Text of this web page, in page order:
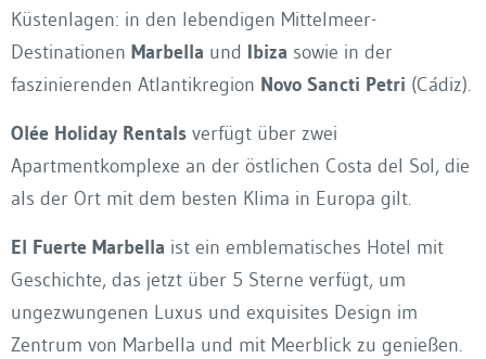
Küstenlagen: in den lebendigen Mittelmeer-
Destinationen Marbella und Ibiza sowie in der
faszinierenden Atlantikregion Novo Sancti Petri (Cádiz).
Olée Holiday Rentals verfügt über zwei
Apartmentkomplexe an der östlichen Costa del Sol, die
als der Ort mit dem besten Klima in Europa gilt.
El Fuerte Marbella ist ein emblematisches Hotel mit
Geschichte, das jetzt über 5 Sterne verfügt, um
ungezwungenen Luxus und exquisites Design im
Zentrum von Marbella und mit Meerblick zu genießen.